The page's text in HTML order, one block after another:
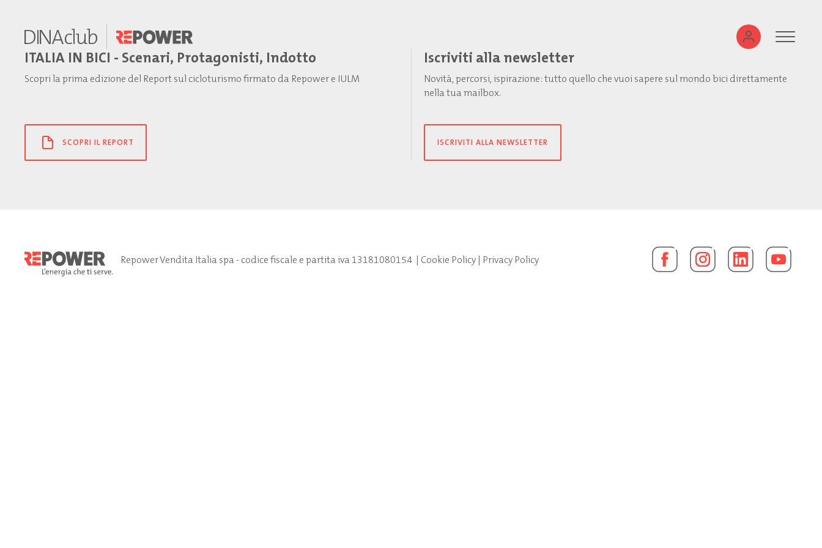
ITALIA IN BICI - Scenari, Protagonisti, Indotto
Scopri la prima edizione del Report sul cicloturismo firmato da Repower e IULM
SCOPRI IL REPORT
Iscriviti alla newsletter
Novità, percorsi, ispirazione: tutto quello che vuoi sapere sul mondo bici direttamente
nella tua mailbox.
ISCRIVITI ALLA NEWSLETTER
Repower Vendita Italia spa - codice fiscale e partita iva 13181080154| Cookie Policy| Privacy Policy